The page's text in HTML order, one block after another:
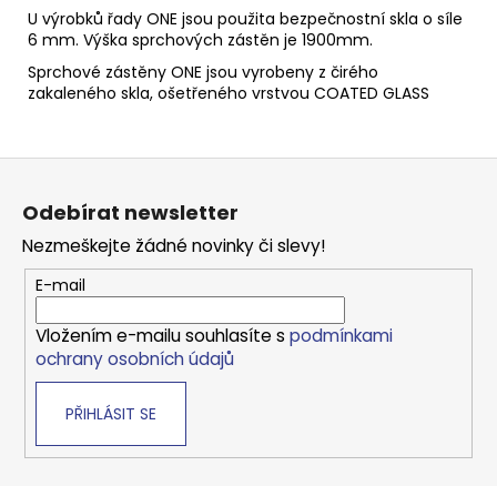
U výrobků řady ONE jsou použita bezpečnostní skla o síle
6 mm. Výška sprchových zástěn je 1900mm.
Sprchové zástěny ONE jsou vyrobeny z čirého
zakaleného skla, ošetřeného vrstvou COATED GLASS
Odebírat newsletter
Nezmeškejte žádné novinky či slevy!
E-mail
Vložením e-mailu souhlasíte s podmínkami
ochrany osobních údajů
PŘIHLÁSIT SE